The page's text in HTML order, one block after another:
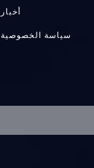
أخبار
سياسة الخصوصية